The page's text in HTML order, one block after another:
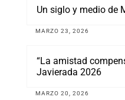
Un siglo y medio de
MARZO 23, 2026
“La amistad
Javierada 2026
MARZO 20, 2026